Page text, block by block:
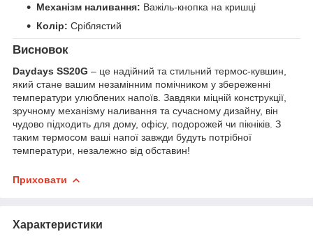
Механізм наливання: Важіль-кнопка на кришці
Колір: Сріблястий
Висновок
Daydays SS20G – це надійний та стильний термос-кувшин,
який стане вашим незамінним помічником у збереженні
температури улюблених напоїв. Завдяки міцній конструкції,
зручному механізму наливання та сучасному дизайну, він
чудово підходить для дому, офісу, подорожей чи пікніків. З
таким термосом ваші напої завжди будуть потрібної
температури, незалежно від обставин!
Приховати
Характеристики